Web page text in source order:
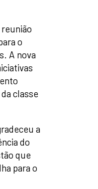
o
A nova
classe
a
do
que
para o